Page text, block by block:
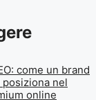
come un brand
nel
online